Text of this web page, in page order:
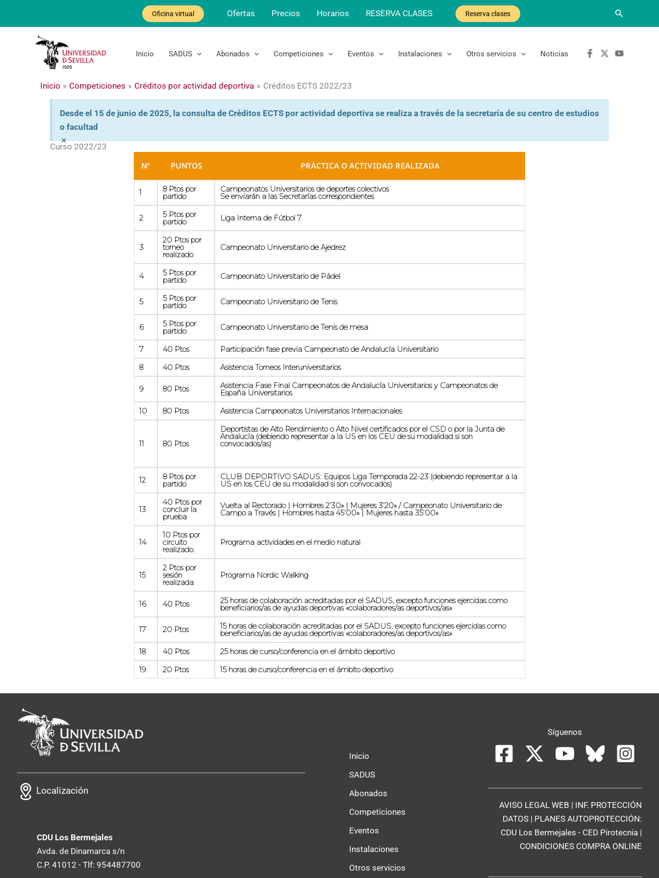
Oficina virtual Ofertas Precios Horarios RESERVA CLASES Reserva clases Buscar
Inicio SADUS Abonados Competiciones Eventos Instalaciones Otros servicios Noticias
Inicio Competiciones Créditos por actividad deportiva Créditos ECTS 2022/23
Desde el 15 de junio de 2025, la consulta de Créditos ECTS por actividad deportiva se realiza a través de la secretaría de su centro de estudios
o facultad
×
Curso 2022/23
Nº PUNTOS PRÁCTICA O ACTIVIDAD REALIZADA
1 8 Ptos por
partido
Campeonatos Universitarios de deportes colectivos
Se enviarán a las Secretarías correspondientes
2 5 Ptos por
partido Liga Interna de Fútbol 7
3
20 Ptos por
torneo
realizado
Campeonato Universitario de Ajedrez
4 5 Ptos por
partido Campeonato Universitario de Pádel
5 5 Ptos por
partido Campeonato Universitario de Tenis
6 5 Ptos por
partido Campeonato Universitario de Tenis de mesa
7 40 Ptos
Participación fase previa Campeonato de Andalucía Universitario
8
40 Ptos Asistencia Torneos Interuniversitarios
9 80 Ptos Asistencia Fase Final Campeonatos de Andalucía Universitarios y Campeonatos de
España Universitarios
10
80 Ptos Asistencia Campeonatos Universitarios Internacionales
11 80 Ptos
Deportistas de Alto Rendimiento o Alto Nivel certificados por el CSD o por la Junta de
Andalucía (debiendo representar a la US en los CEU de su modalidad si son
convocados/as)
12 8 Ptos por
partido
CLUB DEPORTIVO SADUS: Equipos Liga Temporada 22-23 (debiendo representar a la
US en los CEU de su modalidad si son convocados)
13
40 Ptos por
concluir la
prueba
Vuelta al Rectorado | Hombres 2’30» | Mujeres 3’20» / Campeonato Universitario de
Campo a Través | Hombres hasta 45’00» | Mujeres hasta 35’00»
14
10 Ptos por
circuito
realizado.
Programa actividades en el medio natural
15
2 Ptos por
sesión
realizada
Programa Nordic Walking
16 40 Ptos 25 horas de colaboración acreditadas por el SADUS, excepto funciones ejercidas como
beneficiarios/as de ayudas deportivas «colaboradores/as deportivos/as»
17 20 Ptos 15 horas de colaboración acreditadas por el SADUS, excepto funciones ejercidas como
beneficiarios/as de ayudas deportivas «colaboradores/as deportivos/as»
18
40 Ptos
25 horas de curso/conferencia en el ámbito deportivo
19
20 Ptos 15 horas de curso/conferencia en el ámbito deportivo
Localización
CDU Los Bermejales
Avda. de Dinamarca s/n
C.P. 41012 - Tlf: 954487700
Inicio
SADUS
Abonados
Competiciones
Eventos
Instalaciones
Otros servicios
Síguenos
AVISO LEGAL WEB | INF. PROTECCIÓN
DATOS | PLANES AUTOPROTECCIÓN:
CDU Los Bermejales - CED Pirotecnia |
CONDICIONES COMPRA ONLINE